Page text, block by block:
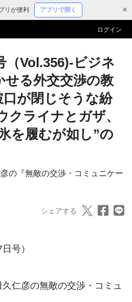
リが便利 アプリで開く ✖
ログイン
（Vol.356)-ビジネ
せる外交交渉の教
口が閉じそうな紛
クライナとガザ、
を履むが如し”の
の『無敵の交渉・コミュニケー
シェアする
号）
久仁彦の無敵の交渉・コミュ